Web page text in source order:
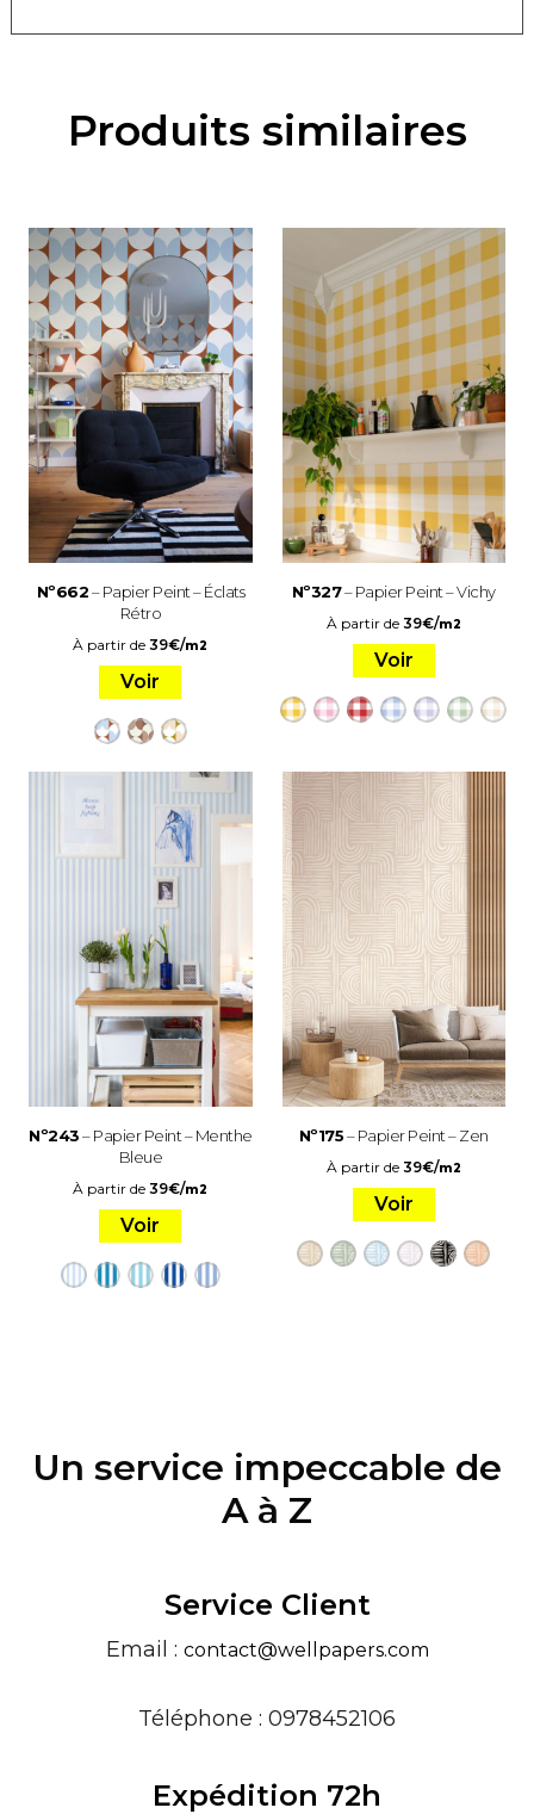
Produits similaires
Nº662– Papier Peint – Éclats
Rétro
À partir de39€/m2
Voir
Nº327– Papier Peint – Vichy
À partir de 39€/m2
Voir
Nº243– Papier Peint – Menthe
Bleue
À partir de39€/m2
Voir
Nº175– Papier Peint – Zen
À partir de 39€/m2
Voir
Un service impeccable de
A à Z
Service Client
Email : contact@wellpapers.com
Téléphone : 0978452106
Expédition 72h